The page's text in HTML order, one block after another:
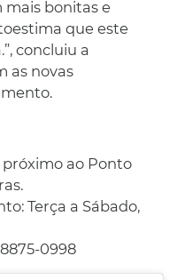
mais bonitas e
que este
concluiu a
as novas
próximo ao Ponto
Terça a Sábado,
0998